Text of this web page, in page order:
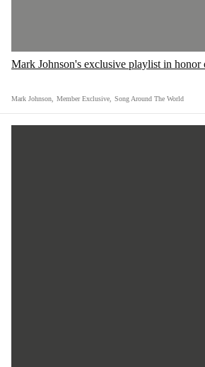
Mark Johnson's exclusive playlist in
Mark Johnson Member Exclusive Song Around The World